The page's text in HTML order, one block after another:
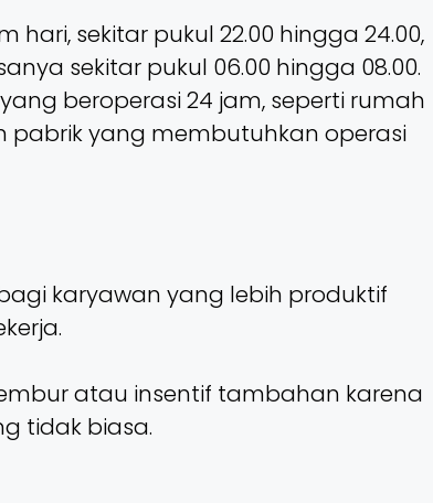
sekitar pukul 22.00 hingga 24.00,
sekitar pukul 06.00 hingga 08.00.
beroperasi 24 jam, seperti rumah
pabrik yang membutuhkan operasi
karyawan yang lebih produktif
atau insentif tambahan karena
tidak biasa.